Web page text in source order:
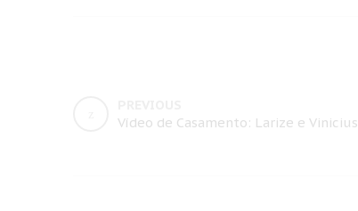
Vídeo de Casamento: Larize e Vinicius